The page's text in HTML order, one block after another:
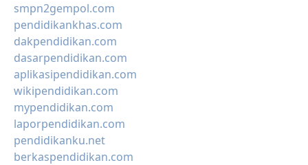
smpn2gempol.com
pendidikankhas.com
dakpendidikan.com
dasarpendidikan.com
aplikasipendidikan.com
wikipendidikan.com
mypendidikan.com
laporpendidikan.com
pendidikanku.net
berkaspendidikan.com